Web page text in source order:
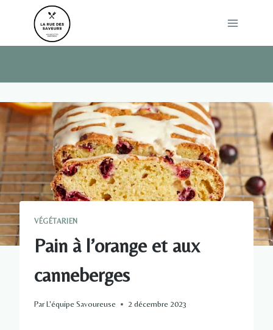
VÉGÉTARIEN
Pain à l’orange et aux
canneberges
ParL'équipe Savoureuse 2 décembre 2023